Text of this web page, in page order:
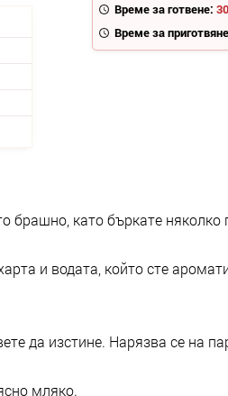
Време за готвене:
Време за
брашно, като бъркате няколко
и водата, който сте
да изстине. Нарязва се на
мляко.